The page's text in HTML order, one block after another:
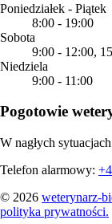
Poniedziałek - Piątek
8:00 - 19:00
Sobota
9:00 - 12:00,
Niedziela
9:00 - 11:00
Pogotowie
W nagłych
Telefon alarmowy:
© 2026 weterynarz-
polityka prywatności.